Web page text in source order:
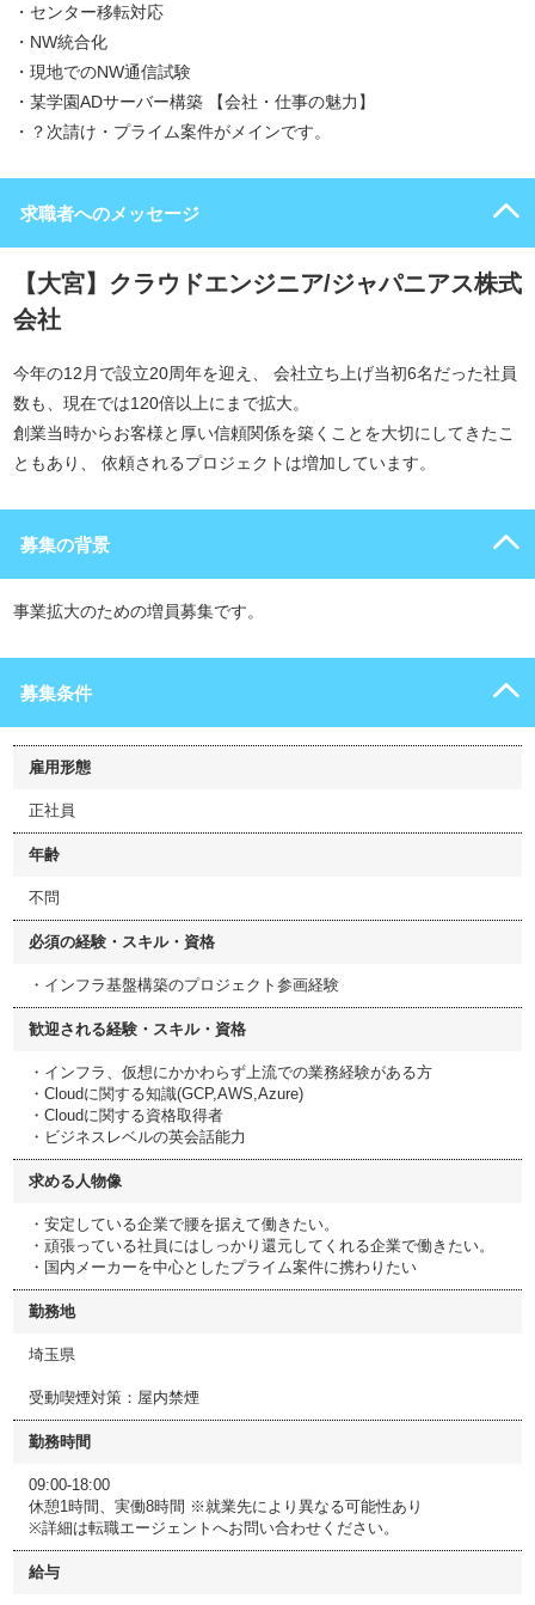
・センター移転対応
・NW統合化
・現地でのNW通信試験
・某学園ADサーバー構築 【会社・仕事の魅力】
・？次請け・プライム案件がメインです。
求職者へのメッセージ
【大宮】クラウドエンジニア/ジャパニアス株式
会社
今年の12月で設立20周年を迎え、 会社立ち上げ当初6名だった社員
数も、現在では120倍以上にまで拡大。
創業当時からお客様と厚い信頼関係を築くことを大切にしてきたこ
ともあり、 依頼されるプロジェクトは増加しています。
募集の背景
事業拡大のための増員募集です。
募集条件
雇用形態
正社員
年齢
不問
必須の経験・スキル・資格
・インフラ基盤構築のプロジェクト参画経験
歓迎される経験・スキル・資格
・インフラ、仮想にかかわらず上流での業務経験がある方
・Cloudに関する知識(GCP,AWS,Azure)
・Cloudに関する資格取得者
・ビジネスレベルの英会話能力
求める人物像
・安定している企業で腰を据えて働きたい。
・頑張っている社員にはしっかり還元してくれる企業で働きたい。
・国内メーカーを中心としたプライム案件に携わりたい
勤務地
埼玉県
受動喫煙対策：屋内禁煙
勤務時間
09:00-18:00
休憩1時間、実働8時間 ※就業先により異なる可能性あり
※詳細は転職エージェントへお問い合わせください。
給与